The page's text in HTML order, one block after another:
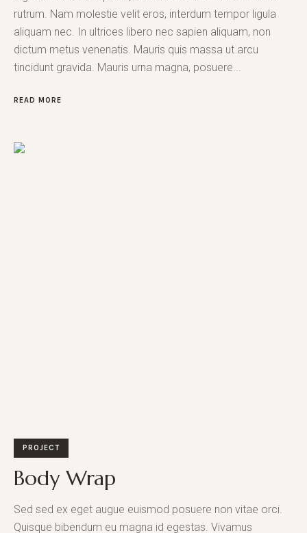
rutrum. Nam molestie velit eros, interdum tempor ligula
aliquam nec. In ultrices libero nec sapien aliquam, non
dictum metus venenatis. Mauris quis massa ut arcu
tincidunt gravida. Mauris urna magna, posuere...
READ MORE
PROJECT
Body Wrap
Sed sed ex eget augue euismod posuere non vitae orci.
Quisque bibendum eu magna id egestas. Vivamus